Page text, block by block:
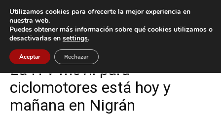
Inicio Nigrán
Nigrán
La ITV móvil para
ciclomotores está hoy y
mañana en Nigrán
Utilizamos cookies para ofrecerte la mejor experiencia en
nuestra web.
Puedes obtener más información sobre qué cookies utilizamos o
desactivarlas en settings.
Aceptar Rechazar